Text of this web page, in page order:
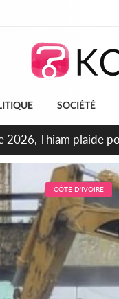
SOCIÉTÉ
2026, les
CÔTE D'IVOIRE